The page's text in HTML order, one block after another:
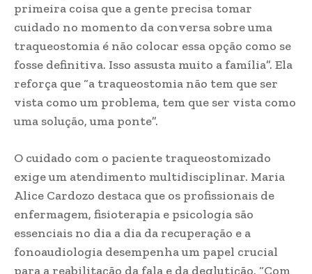
primeira coisa que a gente precisa tomar
cuidado no momento da conversa sobre uma
traqueostomia é não colocar essa opção como se
fosse definitiva. Isso assusta muito a família”. Ela
reforça que “a traqueostomia não tem que ser
vista como um problema, tem que ser vista como
uma solução, uma ponte”.
O cuidado com o paciente traqueostomizado
exige um atendimento multidisciplinar. Maria
Alice Cardozo destaca que os profissionais de
enfermagem, fisioterapia e psicologia são
essenciais no dia a dia da recuperação e a
fonoaudiologia desempenha um papel crucial
para a reabilitação da fala e da deglutição. “Com